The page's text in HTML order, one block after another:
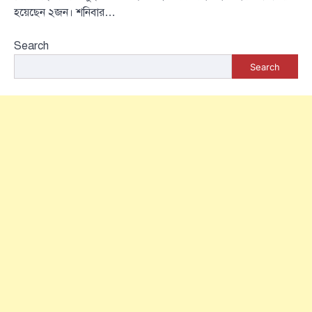
হয়েছেন ২জন। শনিবার…
Search
Search